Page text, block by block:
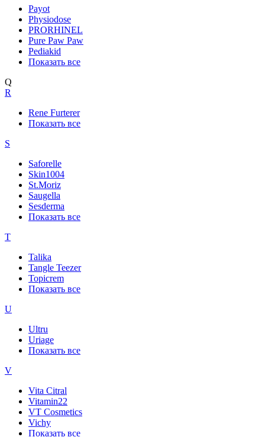
Payot
Physiodose
PRORHINEL
Pure Paw Paw
Pediakid
Показать все
Q
R
Rene Furterer
Показать все
S
Saforelle
Skin1004
St.Moriz
Saugella
Sesderma
Показать все
T
Talika
Tangle Teezer
Topicrem
Показать все
U
Ultru
Uriage
Показать все
V
Vita Citral
Vitamin22
VT Cosmetics
Vichy
Показать все